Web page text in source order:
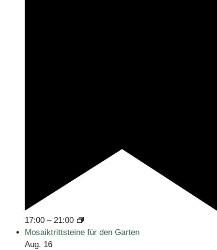
17:00 – 21:00
Mosaiktrittsteine für den Garten
Aug. 16